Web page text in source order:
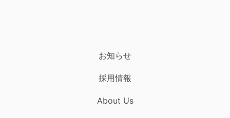
お知らせ
採用情報
About Us